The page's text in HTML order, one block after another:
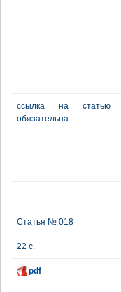
ссылка на статью
обязательна
Статья № 018
22 с.
pdf